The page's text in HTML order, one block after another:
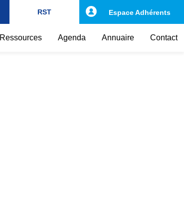
RST
Ressources Agenda Annuaire Contact
Espace Adhérents